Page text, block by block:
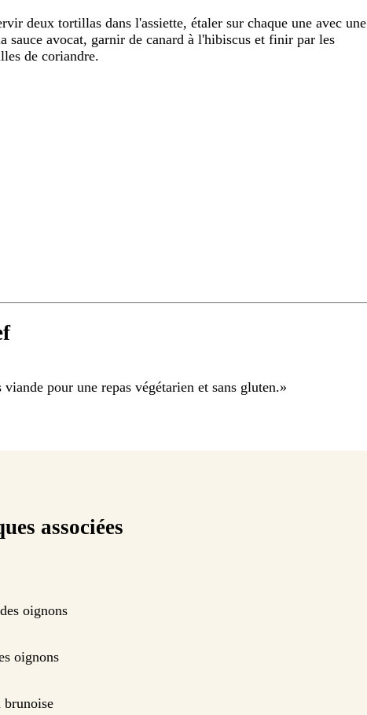
deux tortillas dans l'assiette, étaler sur chaque une avec une
sauce avocat, garnir de canard à l'hibiscus et finir par les
de coriandre.
pour une repas végétarien et sans gluten.»
associées
oignons
oignons